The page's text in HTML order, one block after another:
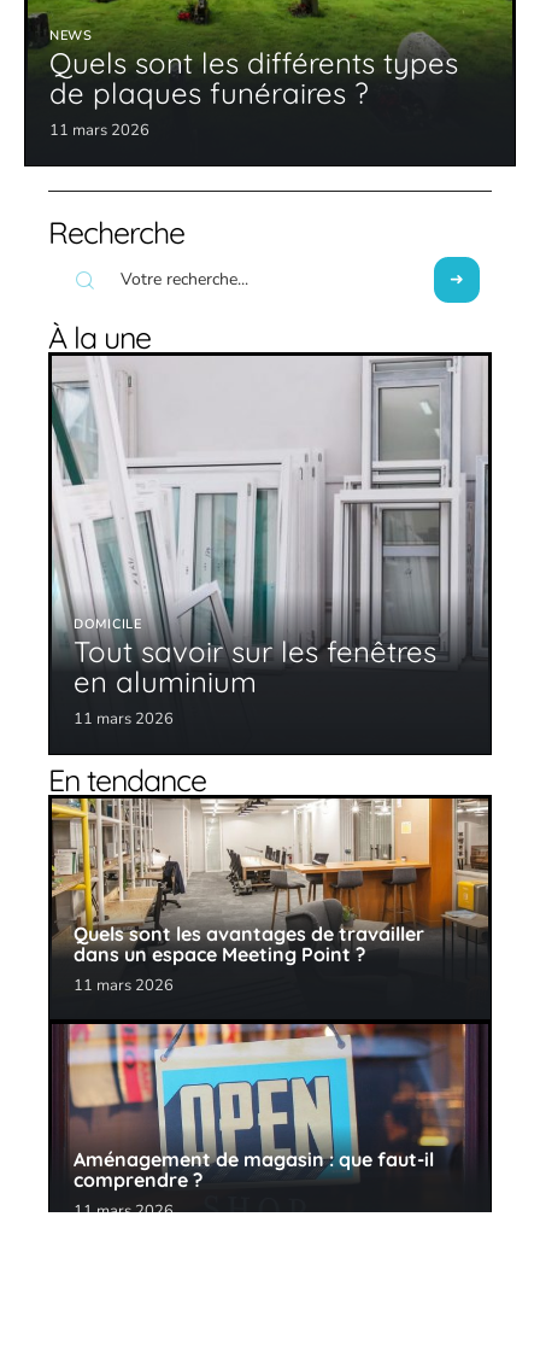
NEWS
Quels sont les différents types
de plaques funéraires ?
11 mars 2026
Recherche
À la une
DOMICILE
Tout savoir sur les fenêtres
en aluminium
11 mars 2026
En tendance
Quels sont les avantages de travailler
dans un espace Meeting Point ?
11 mars 2026
Aménagement de magasin : que faut-il
comprendre ?
11 mars 2026